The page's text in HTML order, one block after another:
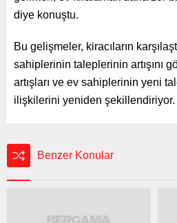
diye konuştu.
Bu gelişmeler, kiracıların
sahiplerinin taleplerinin artışını
artışları ve ev sahiplerinin yeni
ilişkilerini yeniden şekillendiriyor.
Benzer Konular